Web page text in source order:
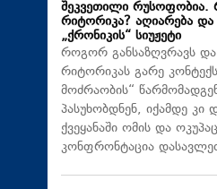
შეკვეთილი რუსოფობია.
რიტორიკა? აღიარება და
„ქრონიკის“ სიუჟეტი
როგორ განსაზღვრავს
რიტორიკას გარე
მოძრაობის“
პასუხობდნენ, იქამდე
ქვეყანაში ომის და
კონფრონტაცია